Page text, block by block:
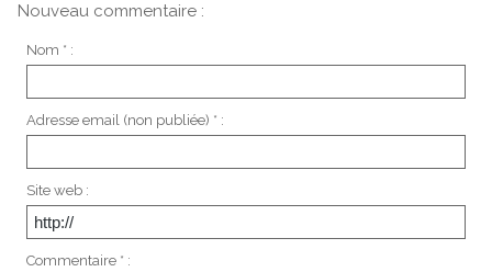
Nouveau commentaire :
Nom * :
Adresse email (non publiée) * :
Site web :
Commentaire * :